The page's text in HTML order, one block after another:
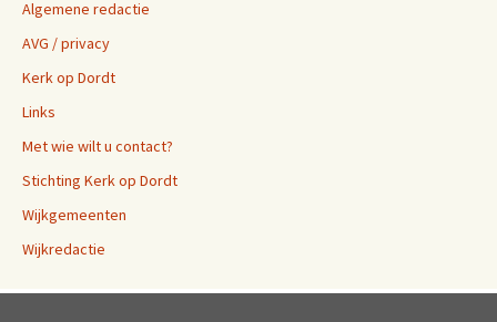
Algemene redactie
AVG / privacy
Kerk op Dordt
Links
Met wie wilt u contact?
Stichting Kerk op Dordt
Wijkgemeenten
Wijkredactie